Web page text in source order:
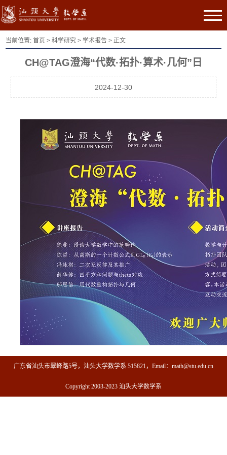
当前位置:首页 >科学研究 >学术报告 > 正文
CH@TAG澄海“代数·拓扑·算术·几何”日
2024-12-30
广东省汕头市翠峰路5号，汕头大学数学系 515821，Email：math@stu.edu.cn
Copyright 2003-2023 汕头大学数学系